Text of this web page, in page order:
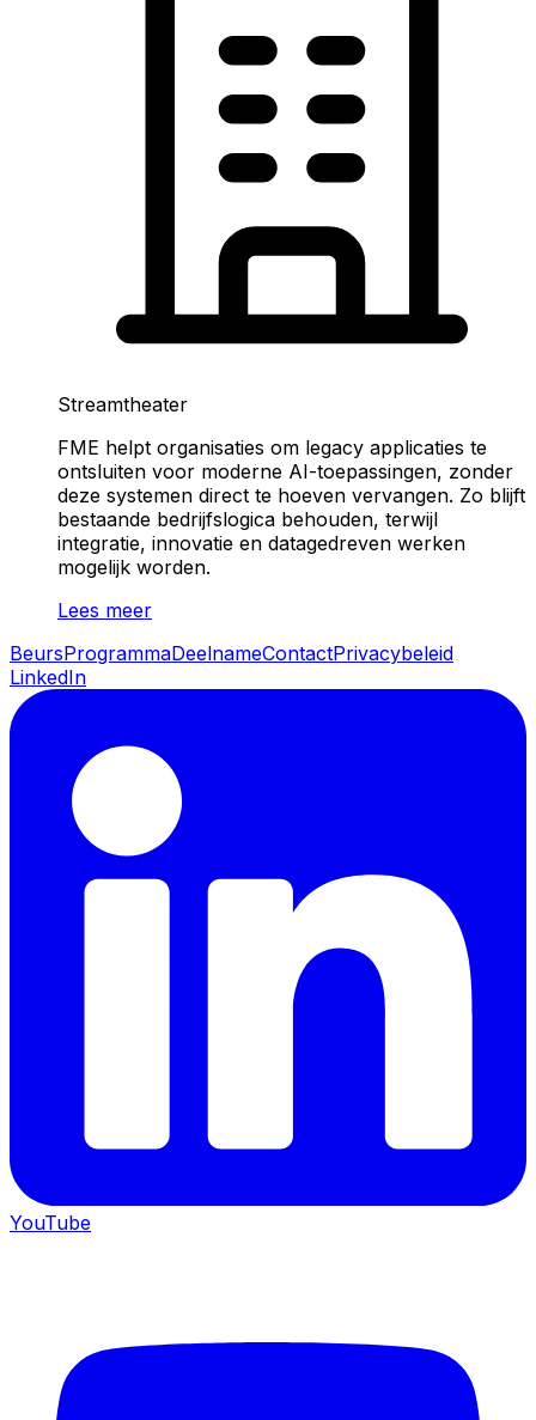
Streamtheater
FME helpt organisaties om legacy applicaties te
ontsluiten voor moderne AI-toepassingen, zonder
deze systemen direct te hoeven vervangen. Zo blijft
bestaande bedrijfslogica behouden, terwijl
integratie, innovatie en datagedreven werken
mogelijk worden.
Lees meer
BeursProgrammaDeelnameContactPrivacybeleid
LinkedIn
YouTube